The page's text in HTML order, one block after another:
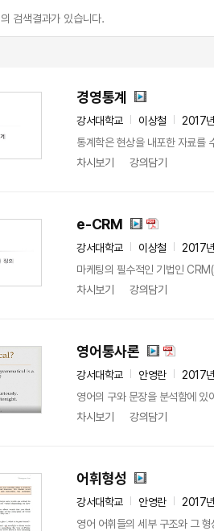
의 검색결과가 있습니다.
경영통계
강서대학교 이상철
2017
통계학은 현상을 내포한 자료를
차시보기
강의담기
e-CRM
강서대학교 이상철
2017
마케팅의 필수적인 기법인
차시보기
강의담기
영어통사론
강서대학교 안영란
2017
영어의 구와 문장을 분석함에 있
차시보기
강의담기
어휘형성
강서대학교 안영란
2017
영어 어휘들의 세부 구조와 그